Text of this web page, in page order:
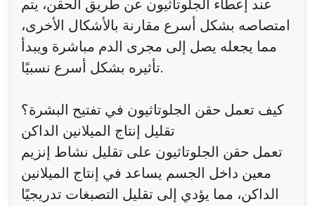
عند إعطاء الجلوتاثيون عن طريق الحقن، يتم
امتصاصه بشكل أسرع مقارنة بالأشكال الأخرى،
مما يجعله يصل إلى مجرى الدم مباشرة ويبدأ
تأثيره بشكل أسرع نسبيًا.
كيف تعمل حقن الجلوتاثيون في تفتيح البشرة؟
تقليل إنتاج الميلانين الداكن
تعمل حقن الجلوتاثيون على تقليل نشاط إنزيم
معين داخل الجسم يساعد في إنتاج الميلانين
الداكن، مما يؤدي إلى تقليل التصبغات تدريجيًا